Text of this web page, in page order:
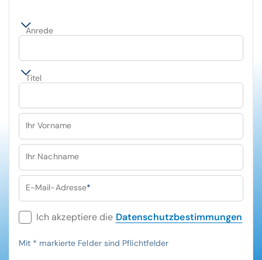
Anrede
Titel
Ihr Vorname
Ihr Nachname
E-Mail-Adresse*
Ich akzeptiere die Datenschutzbestimmungen
Mit * markierte Felder sind Pflichtfelder